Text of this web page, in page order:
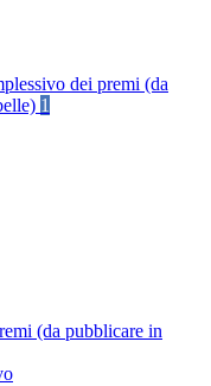
dei premi (da
1
(da pubblicare in